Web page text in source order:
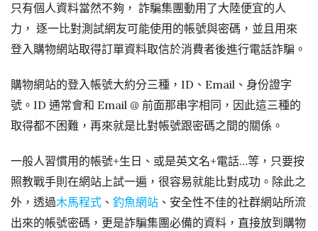
只有個人資料當然不夠， 詐騙集團動用了大陸便宜的人
力， 逐一比對測試網友可能使用的帳號與密碼，並且用來
登入購物網站取得訂單資料取信於消費者後進行電話詐騙。
購物網站的登入帳號大約分三種，ID、Email、身份證字
號。ID 通常會和 Email @ 前面那串字相同，因此這三種的
取得都不困難，再來就是比對帳號跟密碼之間的關係。
一般人習慣用的帳號+生日、或是英文名+電話…等，只要按
照教戰手則在網站上試一遍，很容易就能比對成功。除此之
外，透過木馬程式 、 釣魚網站 、安全性不佳的社群網站所流
出來的帳號密碼，更是詐騙集團必備的資料，直接放到購物